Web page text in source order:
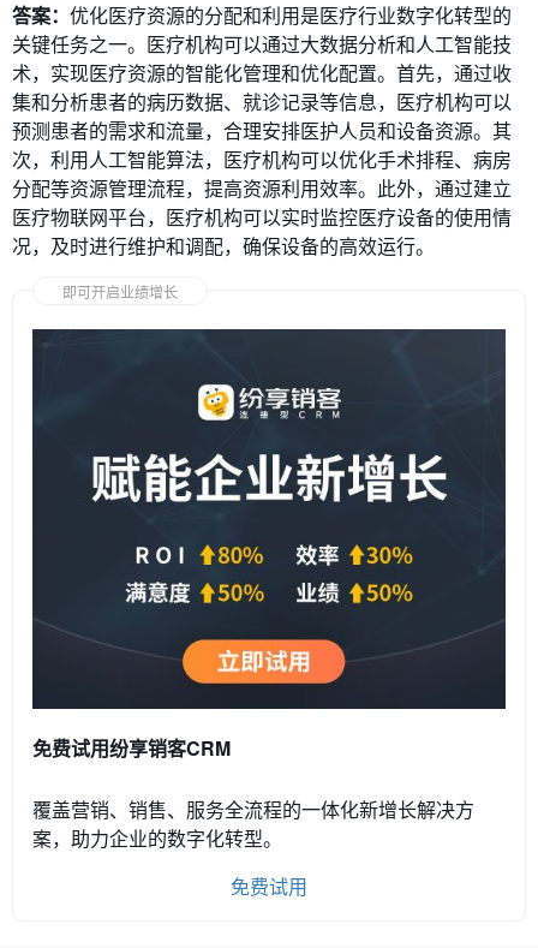
答案： 优化医疗资源的分配和利用是医疗行业数字化转型的
关键任务之一。医疗机构可以通过大数据分析和人工智能技
术，实现医疗资源的智能化管理和优化配置。首先，通过收
集和分析患者的病历数据、就诊记录等信息，医疗机构可以
预测患者的需求和流量，合理安排医护人员和设备资源。其
次，利用人工智能算法，医疗机构可以优化手术排程、病房
分配等资源管理流程，提高资源利用效率。此外，通过建立
医疗物联网平台，医疗机构可以实时监控医疗设备的使用情
况，及时进行维护和调配，确保设备的高效运行。
即可开启业绩增长
免费试用纷享销客CRM
覆盖营销、销售、服务全流程的一体化新增长解决方
案，助力企业的数字化转型。
免费试用